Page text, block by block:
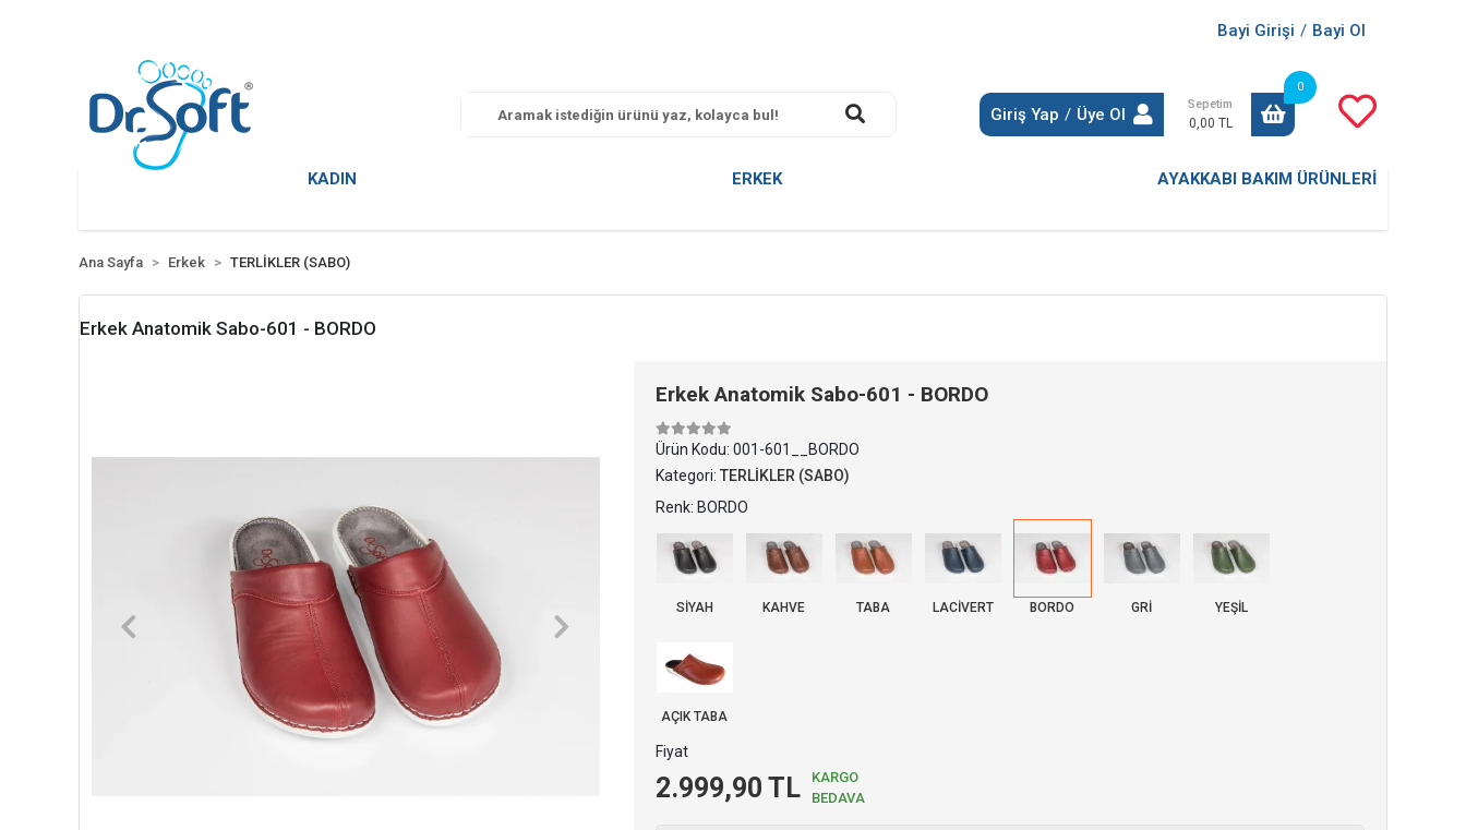
Bayi Girişi / Bayi Ol
Giriş Yap / Üye Ol
Sepetim
0,00 TL
0
KADIN ERKEK AYAKKABI BAKIM ÜRÜNLERİ
Ana Sayfa Erkek TERLİKLER (SABO)
Erkek Anatomik Sabo-601 - BORDO
Erkek Anatomik Sabo-601 - BORDO
Ürün Kodu: 001-601__BORDO
Kategori: TERLİKLER (SABO)
Renk: BORDO
SİYAH KAHVE TABA LACİVERT BORDO GRİ YEŞİL
AÇIK TABA
Fiyat
2.999,90 TL
KARGO
BEDAVA